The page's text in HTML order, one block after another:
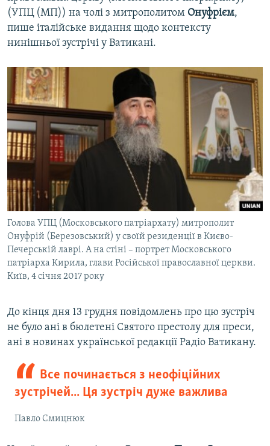
(УПЦ (МП)) на чолі з митрополитом Онуфрієм,
пише італійське видання щодо контексту
нинішньої зустрічі у Ватикані.
Голова УПЦ (Московського патріархату) митрополит
Онуфрій (Березовський) у своїй резиденції в Києво-
Печерській лаврі. А на стіні – портрет Московського
патріарха Кирила, глави Російської православної церкви.
Київ, 4 січня 2017 року
До кінця дня 13 грудня повідомлень про цю зустріч
не було ані в бюлетені Святого престолу для преси,
ані в новинах української редакції Радіо Ватикану.
Все починається з неофіційних
зустрічей... Ця зустріч дуже важлива
Павло Смицнюк